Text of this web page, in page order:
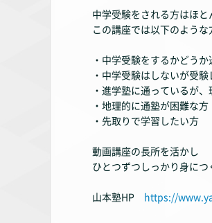
中学受験をされる方はほ
この講座では以下のような
・中学受験をするかどう
・中学受験はしないが受
・進学塾に通っているが
・地理的に通塾が困難な方
・先取りで学習したい方
動画講座の長所を活かし
ひとつずつしっかり身につ
山本塾HP https://